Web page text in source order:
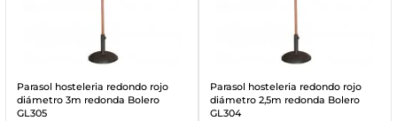
Parasol hosteleria redondo rojo
diámetro 3m redonda Bolero
GL305
Parasol hosteleria redondo rojo
diámetro 2,5m redonda Bolero
GL304